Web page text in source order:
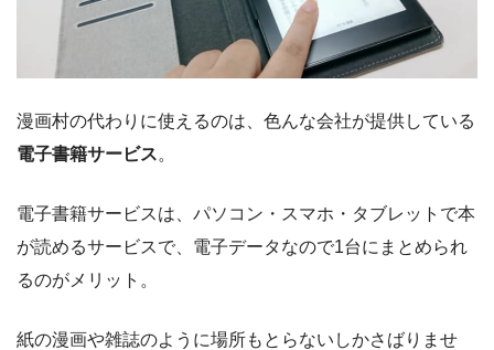
漫画村の代わりに使えるのは、色んな会社が提供している
電子書籍サービス。
電子書籍サービスは、パソコン・スマホ・タブレットで本
が読めるサービスで、電子データなので1台にまとめられ
るのがメリット。
紙の漫画や雑誌のように場所もとらないしかさばりませ